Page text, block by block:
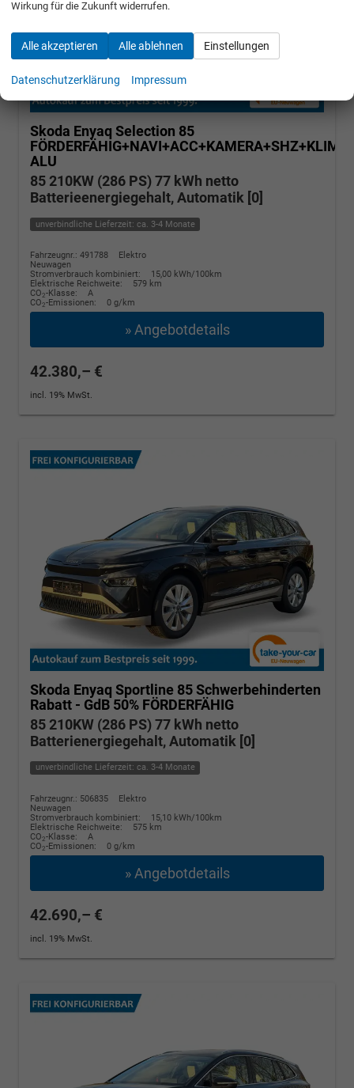
Skoda Enyaq Selection 85
ALU
85 210KW (286 PS) 77 kWh netto
Batterieenergiegehalt, Automatik [0]
unverbindliche Lieferzeit: ca. 3-4 Monate
Fahrzeugnr.: 491788
Elektro
Neuwagen
Stromverbrauch kombiniert:
15,00 kWh/100km
Elektrische Reichweite:
579 km
CO2-Klasse:
A
CO2-Emissionen: 0 g/km
» Angebotdetails
42.380,– €
incl. 19% MwSt.
Skoda Enyaq Sportline 85 Schwerbehinderten
Rabatt - GdB 50% FÖRDERFÄHIG
85 210KW (286 PS) 77 kWh netto
Batterienergiegehalt, Automatik [0]
unverbindliche Lieferzeit: ca. 3-4 Monate
Fahrzeugnr.: 506835
Elektro
Neuwagen
Stromverbrauch kombiniert:
15,10 kWh/100km
Elektrische Reichweite:
575 km
CO2-Klasse:
A
CO2-Emissionen: 0 g/km
» Angebotdetails
42.690,– €
incl. 19% MwSt.
Wirkung für die Zukunft widerrufen.
Alle akzeptieren Alle ablehnen Einstellungen
Datenschutzerklärung Impressum